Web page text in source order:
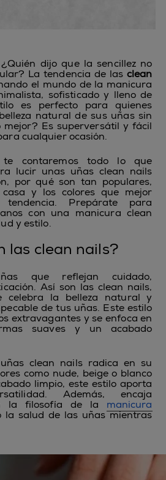
¿Quién dijo que la sencillez no
La tendencia de lasclean
el mundo de la manicura
sofisticado y lleno de
es perfecto para quienes
natural de sus uñas sin
mejor? Es superversátil y fácil
cualquier ocasión.
contaremos todo lo que
lucir unas uñas clean nails
por qué son tan populares,
y los colores que mejor
tendencia. Prepárate para
con una manicura clean
y estilo.
las clean nails?
que reflejan cuidado,
Así son las clean nails,
celebra la belleza natural y
de tus uñas. Este estilo
extravagantes y se enfoca en
suaves y un acabado
clean nails radica en su
como nude, beige o blanco
limpio, este estilo aporta
Además, encaja
la filosofía de la manicura
la salud de las uñas mientras